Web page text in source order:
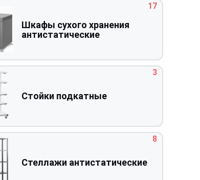
Шкафы сухого хранения
антистатические
17
Стойки подкатные
3
Стеллажи антистатические
8